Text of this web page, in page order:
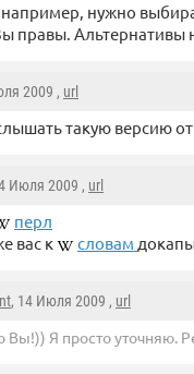
например, нужно
правы. Альтернативы
2009 , url
такую версию
Июля 2009 , url
перл
вас к
словам
, 14 Июля 2009 , url
Вы!)) Я просто уточняю.